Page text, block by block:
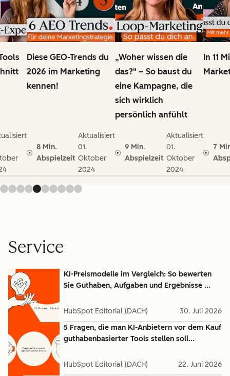
Diese GEO-Trends du
2026 im Marketing
kennen!
8 Min.
Abspielzeit
Aktualisiert
01.
Oktober
2024
„Woher wissen die
das?" – So baust du
eine Kampagne, die
sich wirklich
persönlich anfühlt
9 Min.
Abspielzeit
Aktualisiert
01.
Oktober
2024
In 11
7
Service
KI-Preismodelle im Vergleich: So bewerten
Sie Guthaben, Aufgaben und Ergebnisse ...
HubSpot Editorial (DACH)
30. Juli 2026
5 Fragen, die man KI-Anbietern vor dem Kauf
guthabenbasierter Tools stellen soll...
HubSpot Editorial (DACH)
22. Juni 2026